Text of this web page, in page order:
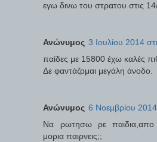
εγω δινω του στρατου στις
Ανώνυμος 3 Ιουλίου 2014
παίδες με 15800 έχω καλές
Δε φαντάζομαι μεγάλη άνοδο.
Ανώνυμος 6 Νοεμβρίου 2014
Να ρωτησω ρε παιδια,απο
μορια παιρνεις;;